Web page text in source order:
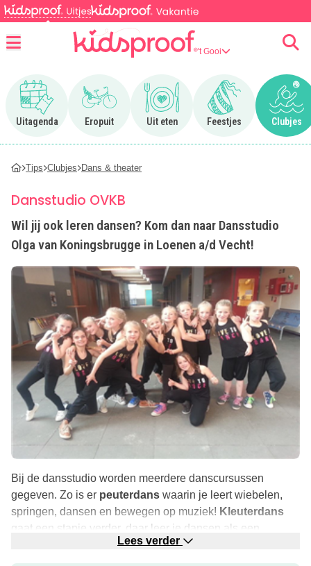
't Gooi
Uitagenda
Ga naar Uitagenda
Eropuit
Ga naar Eropuit
Uit eten
Ga naar Uit eten
Feestjes
Ga naar Feestjes
Clubjes
Ga
Tips Clubjes Dans & theater
Dansstudio OVKB
Wil jij ook leren dansen? Kom dan naar Dansstudio
Olga van Koningsbrugge in Loenen a/d Vecht!
Bij de dansstudio worden meerdere danscursussen
gegeven. Zo is er peuterdans waarin je leert wiebelen,
springen, dansen en bewegen op muziek! Kleuterdans
gaat een stapje verder, daar leer je dansen als een
prinses, een tijger of een muisje.
Lees verder